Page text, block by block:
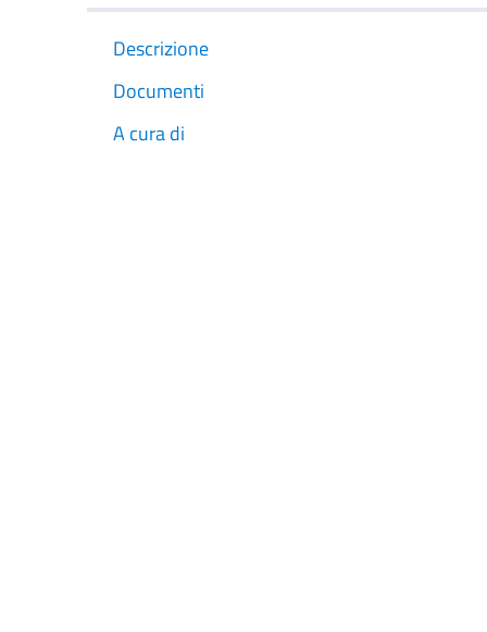
Descrizione
Documenti
A cura di